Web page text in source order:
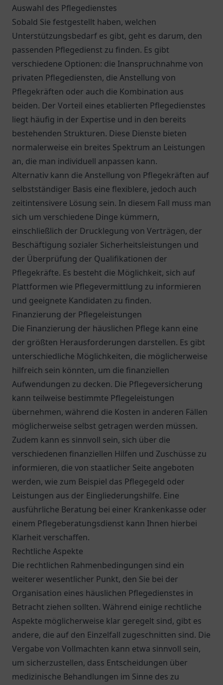
Auswahl des Pflegedienstes
Sobald Sie festgestellt haben, welchen
Unterstützungsbedarf es gibt, geht es darum, den
passenden Pflegedienst zu finden. Es gibt
verschiedene Optionen: die Inanspruchnahme von
privaten Pflegediensten, die Anstellung von
Pflegekräften oder auch die Kombination aus
beiden. Der Vorteil eines etablierten Pflegedienstes
liegt häufig in der Expertise und in den bereits
bestehenden Strukturen. Diese Dienste bieten
normalerweise ein breites Spektrum an Leistungen
an, die man individuell anpassen kann.
Alternativ kann die Anstellung von Pflegekräften auf
selbstständiger Basis eine flexiblere, jedoch auch
zeitintensivere Lösung sein. In diesem Fall muss man
sich um verschiedene Dinge kümmern,
einschließlich der Drucklegung von Verträgen, der
Beschäftigung sozialer Sicherheitsleistungen und
der Überprüfung der Qualifikationen der
Pflegekräfte. Es besteht die Möglichkeit, sich auf
Plattformen wie Pflegevermittlung zu informieren
und geeignete Kandidaten zu finden.
Finanzierung der Pflegeleistungen
Die Finanzierung der häuslichen Pflege kann eine
der größten Herausforderungen darstellen. Es gibt
unterschiedliche Möglichkeiten, die möglicherweise
hilfreich sein könnten, um die finanziellen
Aufwendungen zu decken. Die Pflegeversicherung
kann teilweise bestimmte Pflegeleistungen
übernehmen, während die Kosten in anderen Fällen
möglicherweise selbst getragen werden müssen.
Zudem kann es sinnvoll sein, sich über die
verschiedenen finanziellen Hilfen und Zuschüsse zu
informieren, die von staatlicher Seite angeboten
werden, wie zum Beispiel das Pflegegeld oder
Leistungen aus der Eingliederungshilfe. Eine
ausführliche Beratung bei einer Krankenkasse oder
einem Pflegeberatungsdienst kann Ihnen hierbei
Klarheit verschaffen.
Rechtliche Aspekte
Die rechtlichen Rahmenbedingungen sind ein
weiterer wesentlicher Punkt, den Sie bei der
Organisation eines häuslichen Pflegedienstes in
Betracht ziehen sollten. Während einige rechtliche
Aspekte möglicherweise klar geregelt sind, gibt es
andere, die auf den Einzelfall zugeschnitten sind. Die
Vergabe von Vollmachten kann etwa sinnvoll sein,
um sicherzustellen, dass Entscheidungen über
medizinische Behandlungen im Sinne des zu